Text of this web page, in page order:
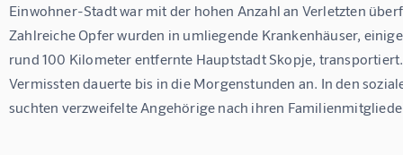
Einwohner-Stadt war mit der hohen Anzahl an Verletzten
Zahlreiche Opfer wurden in umliegende Krankenhäuser,
rund 100 Kilometer entfernte Hauptstadt Skopje,
Vermissten dauerte bis in die Morgenstunden an. In den
suchten verzweifelte Angehörige nach ihren